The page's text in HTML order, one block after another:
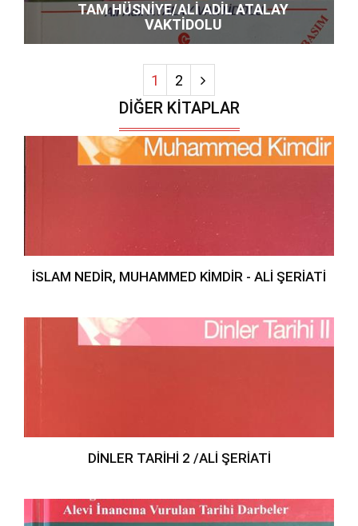
TAM HÜSNİYE/ALİ ADİL ATALAY
VAKTİDOLU
1 2
DIĞER KITAPLAR
İSLAM NEDİR, MUHAMMED KİMDİR - ALİ ŞERİATİ
DİNLER TARİHİ 2 /ALİ ŞERİATİ